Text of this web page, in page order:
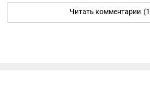
Читать комментарии